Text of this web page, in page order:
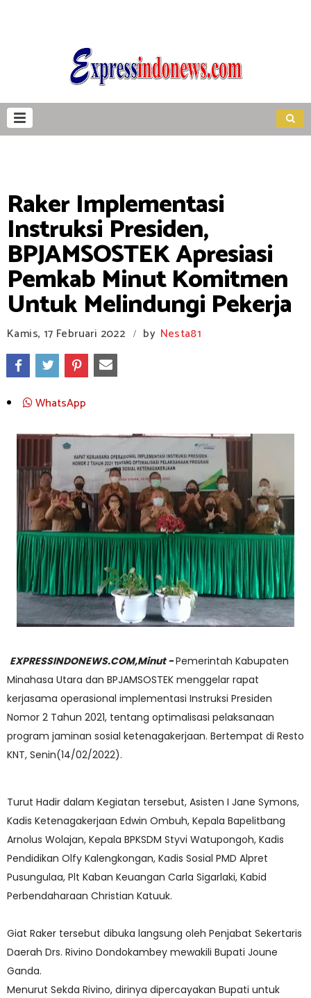
Raker Implementasi
Instruksi Presiden,
BPJAMSOSTEK Apresiasi
Pemkab Minut Komitmen
Untuk Melindungi Pekerja
Kamis, 17 Februari 2022 / by Nesta81
WhatsApp
EXPRESSINDONEWS.COM,Minut -Pemerintah Kabupaten
Minahasa Utara dan BPJAMSOSTEK menggelar rapat
kerjasama operasional implementasi Instruksi Presiden
Nomor 2 Tahun 2021, tentang optimalisasi pelaksanaan
program jaminan sosial ketenagakerjaan. Bertempat di Resto
KNT, Senin(14/02/2022).
Turut Hadir dalam Kegiatan tersebut, Asisten I Jane Symons,
Kadis Ketenagakerjaan Edwin Ombuh, Kepala Bapelitbang
Arnolus Wolajan, Kepala BPKSDM Styvi Watupongoh, Kadis
Pendidikan Olfy Kalengkongan, Kadis Sosial PMD Alpret
Pusungulaa, Plt Kaban Keuangan Carla Sigarlaki, Kabid
Perbendaharaan Christian Katuuk.
Giat Raker tersebut dibuka langsung oleh Penjabat Sekertaris
Daerah Drs. Rivino Dondokambey mewakili Bupati Joune
Ganda.
Menurut Sekda Rivino, dirinya dipercayakan Bupati untuk